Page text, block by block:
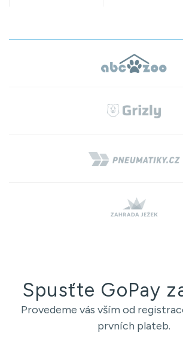
Spusťte GoPay
Provedeme vás vším od
prvních plateb.